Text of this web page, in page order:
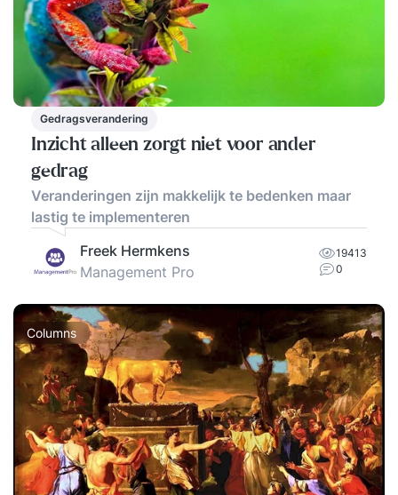
Gedragsverandering
Inzicht alleen zorgt niet voor ander
gedrag
Veranderingen zijn makkelijk te bedenken maar
lastig te implementeren
Freek Hermkens
Management Pro
19413
0
Columns